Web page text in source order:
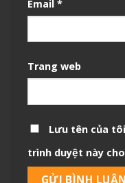
Email *
Trang web
Lưu tên của
trình duyệt này